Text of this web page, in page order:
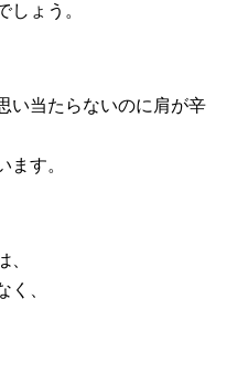
しょう。
い当たらないのに肩が辛
ます。
、
く、